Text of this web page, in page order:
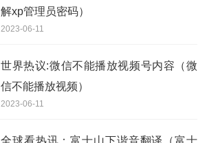
解xp管理员密码）
2023-06-11
世界热议:微信不能播放视频号内容（微
信不能播放视频）
2023-06-11
全球看热讯：富士山下谐音翻译（富士